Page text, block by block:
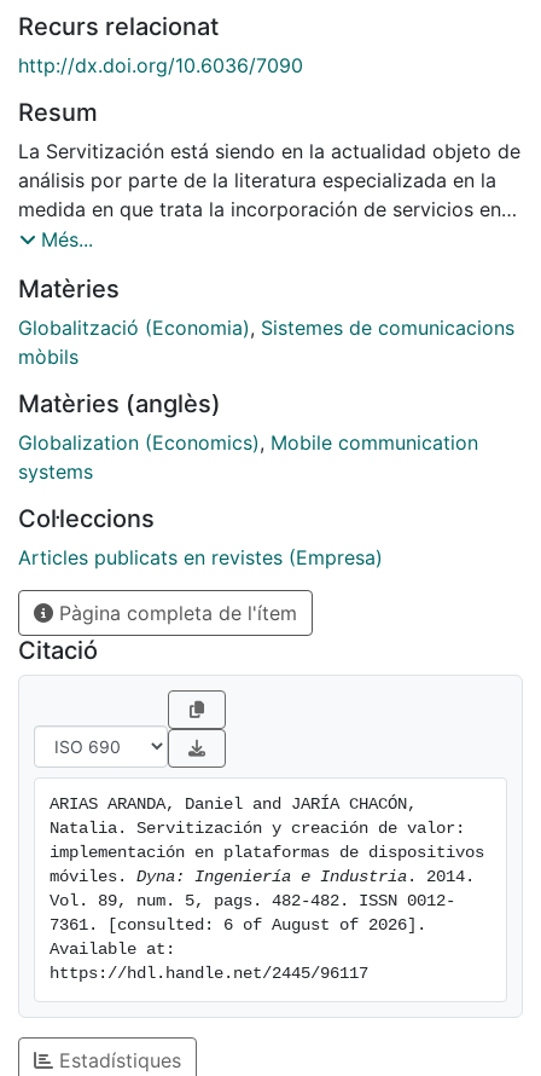
Recurs relacionat
http://dx.doi.org/10.6036/7090
Resum
La Servitización está siendo en la actualidad objeto de
análisis por parte de la literatura especializada en la
medida en que trata la incorporación de servicios en
empresas manufactureras con el fin de crear valor.
ofrecido servicios vinculados a sus productos,
especialmente garantías y mantenimiento, las nuevas
tendencias asociadas al proceso de servitización ha
mayor como generadores de valor añadido para el
cliente.
Més...
Matèries
Globalització (Economia), Sistemes de comunicacions
mòbils
Matèries (anglès)
Globalization (Economics), Mobile communication
systems
Col·leccions
Articles publicats en revistes (Empresa)
Pàgina completa de l'ítem
Citació
ARIAS ARANDA, Daniel and JARÍA CHACÓN,
Natalia. Servitización y creación de valor:
implementación en plataformas de dispositivos
móviles. Dyna: Ingeniería e Industria . 2014.
Vol. 89, num. 5, pags. 482-482. ISSN 0012-
7361. [consulted: 6 of August of 2026].
Available at:
https://hdl.handle.net/2445/96117
Estadístiques